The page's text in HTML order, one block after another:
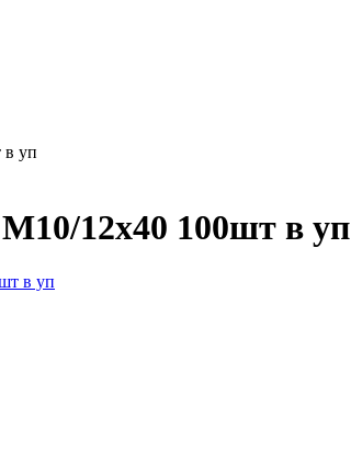
в уп
12х40 100шт в уп